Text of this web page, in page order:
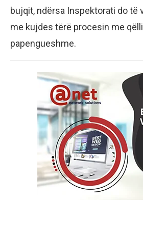
bujqit, ndërsa Inspektorati do të
me kujdes tërë procesin me
papengueshme.